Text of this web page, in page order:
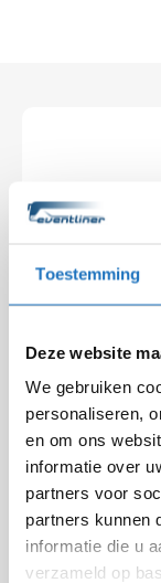
Toestemming
Deze website
We gebruiken
personaliseren,
en om ons
informatie over
partners voor
partners kunnen
informatie die u
verzameld op
Onze
en